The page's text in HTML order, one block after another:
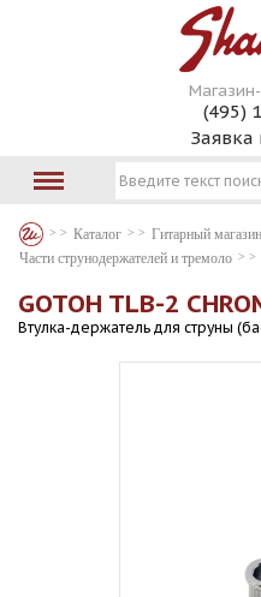
(495)
Заявка
Каталог Гитарный магазин
Части струнодержателей и тремоло
GOTOH TLB-2
Втулка-держатель для струны